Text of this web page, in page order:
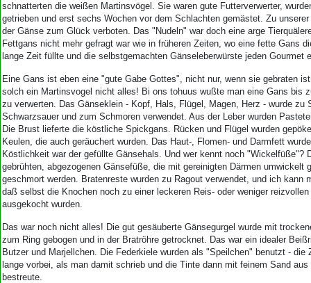
Wer wir sind
Aktuelle Ausgabe
Abonnenten-Login
Abonnent werden
Archiv
Mediadaten
Kontakt
Impressum
Datenschutz
schnatterten die weißen Martinsvögel. Sie waren gute Futterverwerter,
getrieben und erst sechs Wochen vor dem Schlachten gemästet. Zu
der Gänse zum Glück verboten. Das "Nudeln" war doch eine arge
Fettgans nicht mehr gefragt war wie in früheren Zeiten, wo eine fette Gans
lange Zeit füllte und die selbstgemachten Gänseleberwürste jeden Gourmet
Eine Gans ist eben eine "gute Gabe Gottes", nicht nur, wenn sie gebraten
solch ein Martinsvogel nicht alles! Bi ons tohuus wußte man eine Gans bis
zu verwerten. Das Gänseklein - Kopf, Hals, Flügel, Magen, Herz - wurde zu
Schwarzsauer und zum Schmoren verwendet. Aus der Leber wurden
Die Brust lieferte die köstliche Spickgans. Rücken und Flügel wurden
Keulen, die auch geräuchert wurden. Das Haut-, Flomen- und Darmfett
Köstlichkeit war der gefüllte Gänsehals. Und wer kennt noch "Wickelfüße"?
gebrühten, abgezogenen Gänsefüße, die mit gereinigten Därmen umwickelt
geschmort werden. Bratenreste wurden zu Ragout verwendet, und ich kann
daß selbst die Knochen noch zu einer leckeren Reis- oder weniger reizvollen
ausgekocht wurden.
Das war noch nicht alles! Die gut gesäuberte Gänsegurgel wurde mit
zum Ring gebogen und in der Bratröhre getrocknet. Das war ein idealer
Butzer und Marjellchen. Die Federkiele wurden als "Speilchen" benutzt - die
lange vorbei, als man damit schrieb und die Tinte dann mit feinem Sand
bestreute.